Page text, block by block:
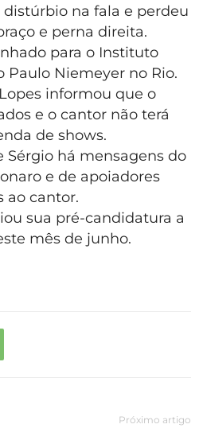
na fala e perdeu
e perna direita.
para o Instituto
Paulo Niemeyer no Rio.
informou que o
e o cantor não terá
de shows.
Sérgio há mensagens do
e de apoiadores
ao cantor.
sua pré-candidatura a
mês de junho.
Próximo artigo